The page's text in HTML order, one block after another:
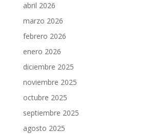
abril 2026
marzo 2026
febrero 2026
enero 2026
diciembre 2025
noviembre 2025
octubre 2025
septiembre 2025
agosto 2025